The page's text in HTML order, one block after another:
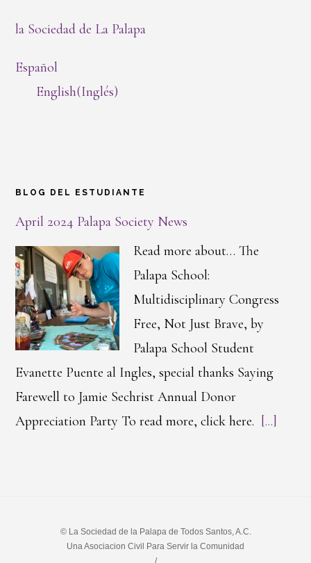
la Sociedad de La Palapa
Español
English(Inglés)
BLOG DEL ESTUDIANTE
April 2024 Palapa Society News
Read more about… The
Palapa School:
Multidisciplinary Congress
Free, Not Just Brave, by
Palapa School Student
Evanette Puente al Ingles, special thanks Saying
Farewell to Jamie Sechrist Annual Donor
Appreciation Party To read more, click here. [...]
© La Sociedad de la Palapa de Todos Santos, A.C.
Una Asociacion Civil Para Servir la Comunidad
/